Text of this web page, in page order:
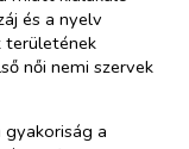
és a nyelv
területének
női nemi szervek
gyakoriság a